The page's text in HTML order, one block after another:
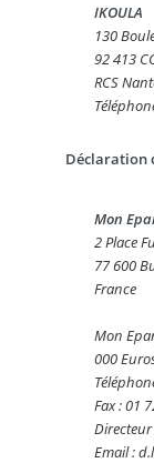
IKOULA
130
92 413
RCS
Déclaration
Mon
2 Place
77 600
France
Mon
000
Fax : 01
Email :